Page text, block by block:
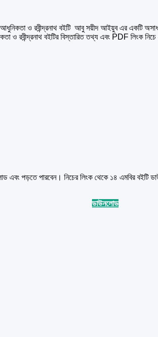
ও রবীন্দ্রনাথ বইটি আবু সয়ীদ আইয়ুব এর একটি
ও রবীন্দ্রনাথ বইটির বিস্তারিত তথ্য এবং PDF লিংক
এবং পড়তে পারবেন। নিচের লিংক থেকে ১৪ এমবির বইটি
ডাউনলোড